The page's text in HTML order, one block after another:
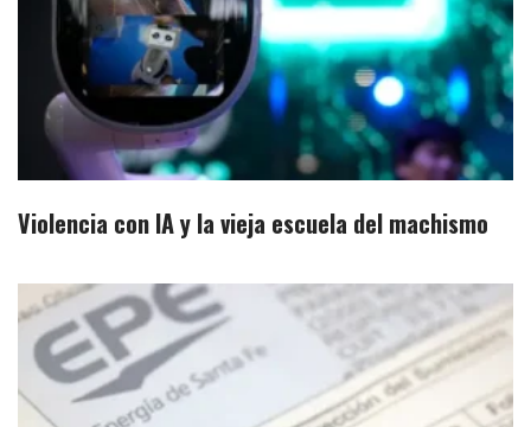
Violencia con IA y la vieja escuela del machismo